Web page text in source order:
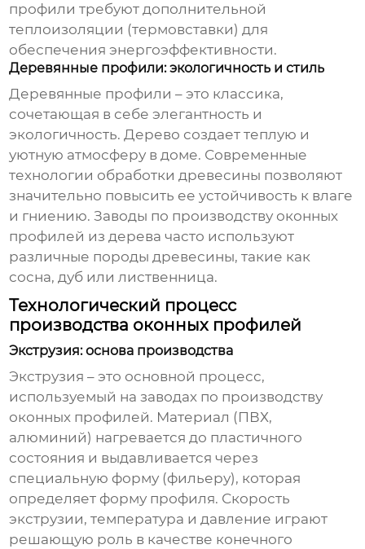
профили требуют дополнительной
теплоизоляции (термовставки) для
обеспечения энергоэффективности.
Деревянные профили: экологичность и стиль
Деревянные профили – это классика,
сочетающая в себе элегантность и
экологичность. Дерево создает теплую и
уютную атмосферу в доме. Современные
технологии обработки древесины позволяют
значительно повысить ее устойчивость к влаге
и гниению.Заводы по производству оконных
профилей из дерева часто используют
различные породы древесины, такие как
сосна, дуб или лиственница.
Технологический процесс
производства оконных профилей
Экструзия: основа производства
Экструзия – это основной процесс,
используемый назаводах по производству
оконных профилей. Материал (ПВХ,
алюминий) нагревается до пластичного
состояния и выдавливается через
специальную форму (фильеру), которая
определяет форму профиля. Скорость
экструзии, температура и давление играют
решающую роль в качестве конечного